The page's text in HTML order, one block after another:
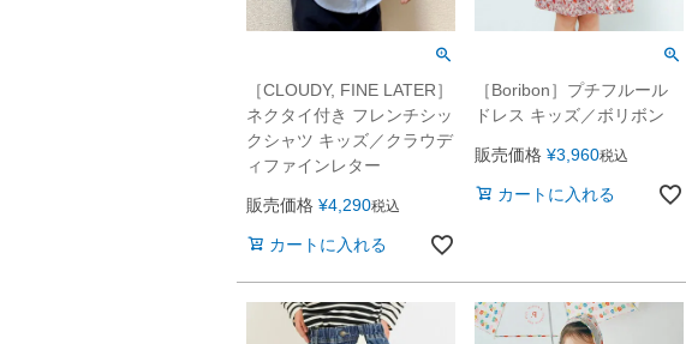
［CLOUDY, FINE LATER］
ネクタイ付き フレンチシッ
クシャツ キッズ／クラウデ
ィファインレター
販売価格 ¥4,290税込
カートに入れる
［Boribon］プチフルール
ドレス キッズ／ボリボン
販売価格 ¥3,960税込
カートに入れる